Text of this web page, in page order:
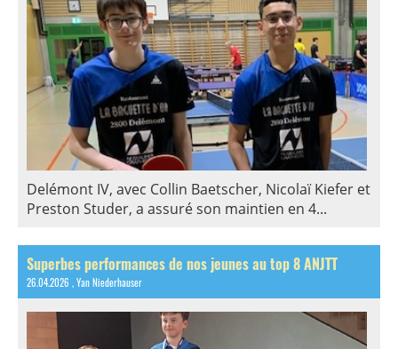
Delémont IV, avec Collin Baetscher, Nicolaï Kiefer et
Preston Studer, a assuré son maintien en 4...
Superbes performances de nos jeunes au top 8 ANJTT
26.04.2026 , Yan Niederhauser